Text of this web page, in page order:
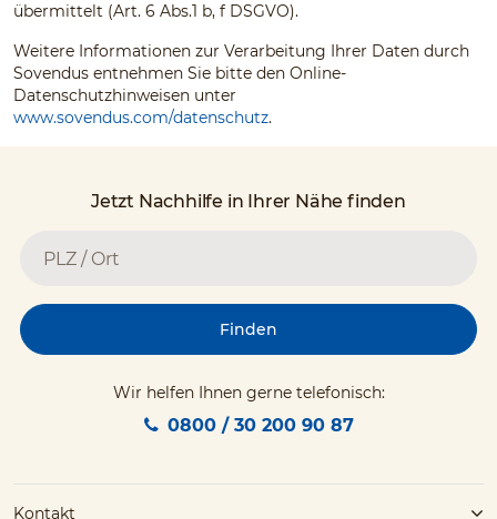
übermittelt (Art. 6 Abs.1 b, f DSGVO).
Weitere Informationen zur Verarbeitung Ihrer Daten durch
Sovendus entnehmen Sie bitte den Online-
Datenschutzhinweisen unter
www.sovendus.com/datenschutz.
Jetzt Nachhilfe in Ihrer Nähe finden
Finden
Wir helfen Ihnen gerne telefonisch:
0800 / 30 200 90 87
Kontakt